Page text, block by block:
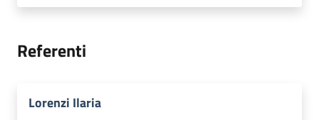
Referenti
Lorenzi Ilaria